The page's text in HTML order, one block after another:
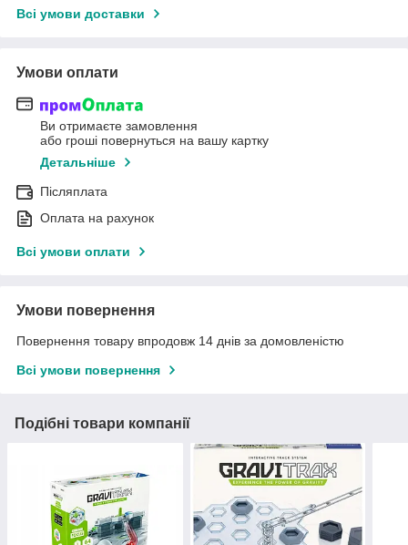
Всі умови доставки
Умови оплати
Ви отримаєте замовлення
або гроші повернуться на вашу картку
Детальніше
Післяплата
Оплата на рахунок
Всі умови оплати
Умови повернення
Повернення товару впродовж 14 днів за домовленістю
Всі умови повернення
Подібні товари компанії